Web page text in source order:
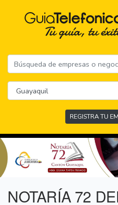
REGISTRA TU
NOTARÍA 72